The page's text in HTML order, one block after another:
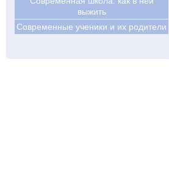
выжить
Современные ученики и их родители